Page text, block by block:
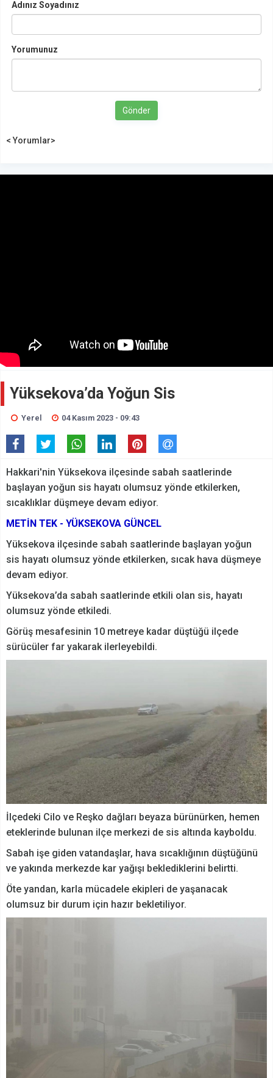
Adınız Soyadınız
Yorumunuz
Gönder
< Yorumlar>
Yüksekova’da Yoğun Sis
Yerel 04 Kasım 2023 - 09:43
Hakkari'nin Yüksekova ilçesinde sabah saatlerinde
başlayan yoğun sis hayatı olumsuz yönde etkilerken,
sıcaklıklar düşmeye devam ediyor.
METİN TEK - YÜKSEKOVA GÜNCEL
Yüksekova ilçesinde sabah saatlerinde başlayan yoğun
sis hayatı olumsuz yönde etkilerken, sıcak hava düşmeye
devam ediyor.
Yüksekova’da sabah saatlerinde etkili olan sis, hayatı
olumsuz yönde etkiledi.
Görüş mesafesinin 10 metreye kadar düştüğü ilçede
sürücüler far yakarak ilerleyebildi.
İlçedeki Cilo ve Reşko dağları beyaza bürünürken, hemen
eteklerinde bulunan ilçe merkezi de sis altında kayboldu.
Sabah işe giden vatandaşlar, hava sıcaklığının düştüğünü
ve yakında merkezde kar yağışı beklediklerini belirtti.
Öte yandan, karla mücadele ekipleri de yaşanacak
olumsuz bir durum için hazır bekletiliyor.